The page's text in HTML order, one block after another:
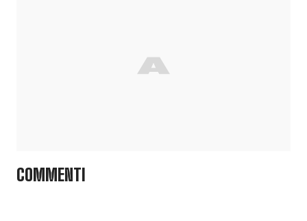
COMMENTI